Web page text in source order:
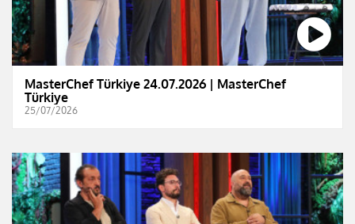
MasterChef Türkiye 24.07.2026 | MasterChef
Türkiye
25/07/2026